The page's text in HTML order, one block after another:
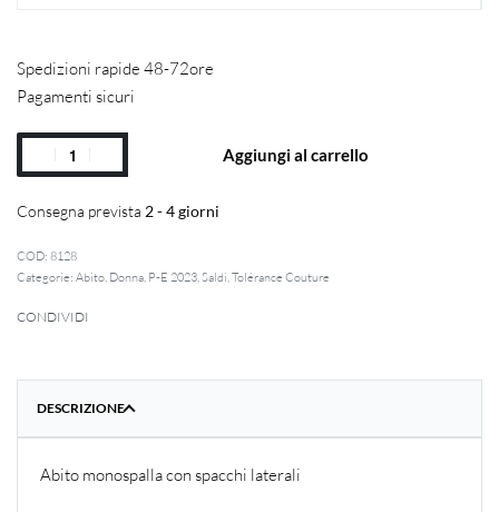
Spedizioni rapide 48-72ore
Pagamenti sicuri
Aggiungi al carrello
Consegna prevista 2 - 4 giorni
8128
Categorie: Abito, Donna, P-E 2023,Saldi,Tolérance Couture
CONDIVIDI
DESCRIZIONE
Abito monospalla con spacchi laterali